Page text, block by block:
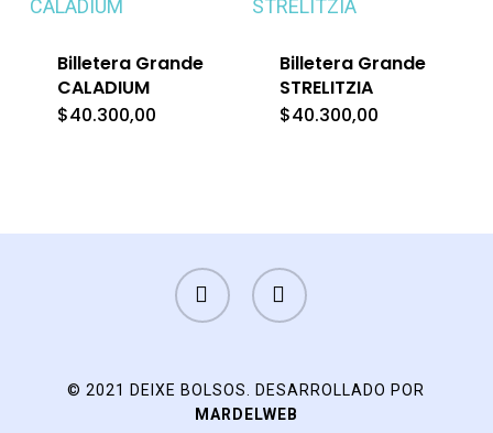
Billetera Grande
CALADIUM
$40.300,00
Billetera Grande
STRELITZIA
$40.300,00
FACEBOOKINSTAGRAM
© 2021 DEIXE BOLSOS. DESARROLLADO POR
MARDELWEB